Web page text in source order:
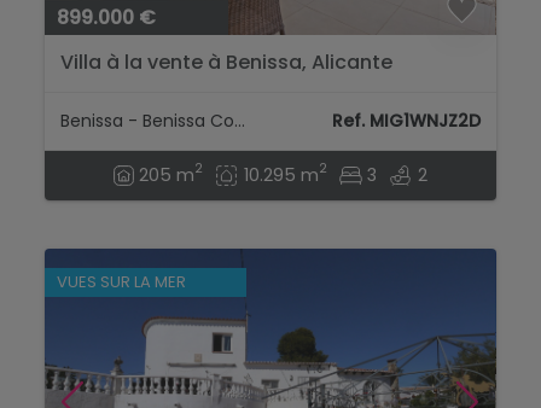
899.000 €
Villa à la vente à Benissa, Alicante
Benissa - Benissa Costa Ref. MIG1WNJZ2D
205 m2 10.295 m2 3 2
VUES SUR LA MER